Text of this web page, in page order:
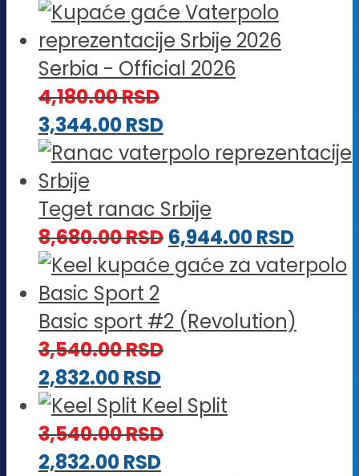
Serbia - Official 2026
4,180.00RSD
3,344.00RSD
Teget ranac Srbije
8,680.00RSD 6,944.00RSD
Basic sport #2 (Revolution)
3,540.00RSD
2,832.00RSD
Keel Split
3,540.00RSD
2,832.00RSD